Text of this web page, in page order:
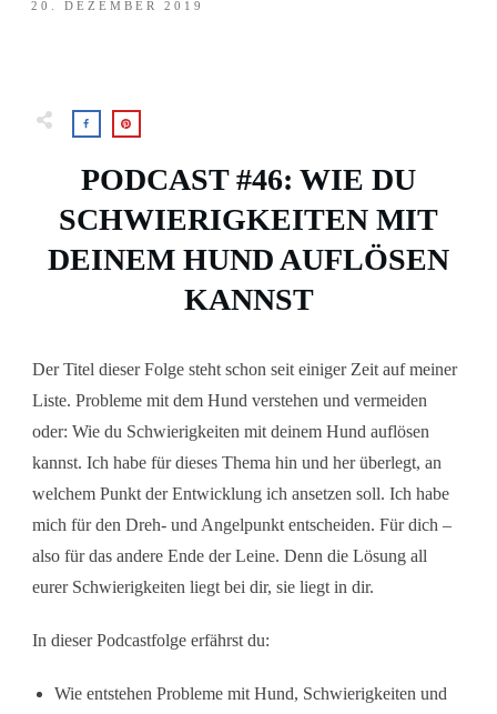
20. DEZEMBER 2019
PODCAST #46: WIE DU
SCHWIERIGKEITEN MIT
DEINEM HUND AUFLÖSEN
KANNST
Der Titel dieser Folge steht schon seit einiger Zeit auf meiner
Liste. Probleme mit dem Hund verstehen und vermeiden
oder: Wie du Schwierigkeiten mit deinem Hund auflösen
kannst. Ich habe für dieses Thema hin und her überlegt, an
welchem Punkt der Entwicklung ich ansetzen soll. Ich habe
mich für den Dreh- und Angelpunkt entscheiden. Für dich –
also für das andere Ende der Leine. Denn die Lösung all
eurer Schwierigkeiten liegt bei dir, sie liegt in dir.
In dieser Podcastfolge erfährst du:
Wie entstehen Probleme mit Hund, Schwierigkeiten und